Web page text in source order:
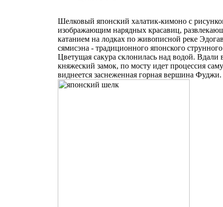
Шелковый японский халатик-кимоно с
изображающим нарядных красавиц,
катанием на лодках по живописной реке
сямисэна - традиционного японского
Цветущая сакура склонилась над водой. Вдали
княжеский замок, по мосту идет процессия
виднеется заснеженная горная вершина Фуджи.